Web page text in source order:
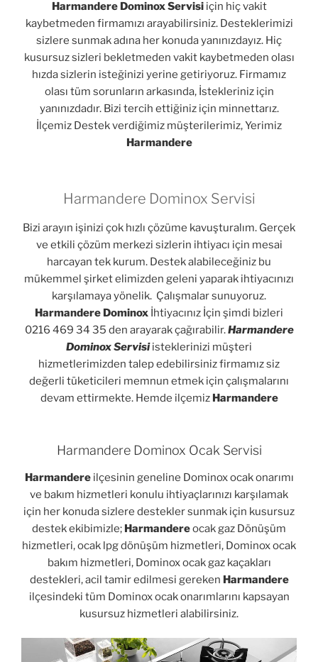
Harmandere Dominox Servisiiçin hiç vakit
kaybetmeden firmamızı arayabilirsiniz. Desteklerimizi
sizlere sunmak adına her konuda yanınızdayız. Hiç
kusursuz sizleri bekletmeden vakit kaybetmeden olası
hızda sizlerin isteğinizi yerine getiriyoruz. Firmamız
olası tüm sorunların arkasında, İstekleriniz için
yanınızdadır. Bizi tercih ettiğiniz için minnettarız.
İlçemiz Destek verdiğimiz müşterilerimiz, Yerimiz
Harmandere
Harmandere Dominox Servisi
Bizi arayın işinizi çok hızlı çözüme kavuşturalım. Gerçek
ve etkili çözüm merkezi sizlerin ihtiyacı için mesai
harcayan tek kurum. Destek alabileceğiniz bu
mükemmel şirket elimizden geleni yaparak ihtiyacınızı
karşılamaya yönelik. Çalışmalar sunuyoruz.
Harmandere Dominox İhtiyacınız İçin şimdi bizleri
0216 469 34 35 den arayarak çağırabilir.Harmandere
Dominox Servisiisteklerinizi müşteri
hizmetlerimizden talep edebilirsiniz firmamız siz
değerli tüketicileri memnun etmek için çalışmalarını
devam ettirmekte. Hemde ilçemiz Harmandere
Harmandere Dominox Ocak Servisi
Harmandereilçesinin geneline Dominox ocak onarımı
ve bakım hizmetleri konulu ihtiyaçlarınızı karşılamak
için her konuda sizlere destekler sunmak için kusursuz
destek ekibimizle; Harmandereocak gaz Dönüşüm
hizmetleri, ocak lpg dönüşüm hizmetleri, Dominox ocak
bakım hizmetleri, Dominox ocak gaz kaçakları
destekleri, acil tamir edilmesi gereken Harmandere
ilçesindeki tüm Dominox ocak onarımlarını kapsayan
kusursuz hizmetleri alabilirsiniz.